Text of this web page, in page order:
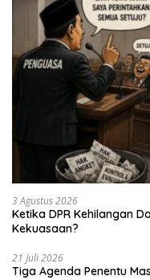
3 Agustus 2026
Ketika DPR Kehilangan
Kekuasaan?
21 Juli 2026
Tiga Agenda Penentu